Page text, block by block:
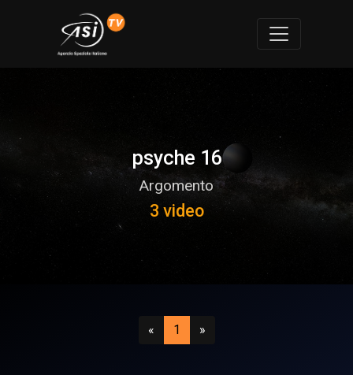
psyche 16
Argomento
3 video
«Precedente
1 (attuale)
»Successivo